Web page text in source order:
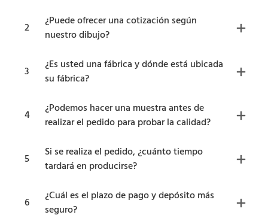
2
¿Puede ofrecer una cotización según
nuestro dibujo?
3
¿Es usted una fábrica y dónde está ubicada
su fábrica?
4
¿Podemos hacer una muestra antes de
realizar el pedido para probar la calidad?
5
Si se realiza el pedido, ¿cuánto tiempo
tardará en producirse?
6
¿Cuál es el plazo de pago y depósito más
seguro?